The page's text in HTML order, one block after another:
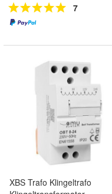
7
XBS Trafo Klingeltrafo